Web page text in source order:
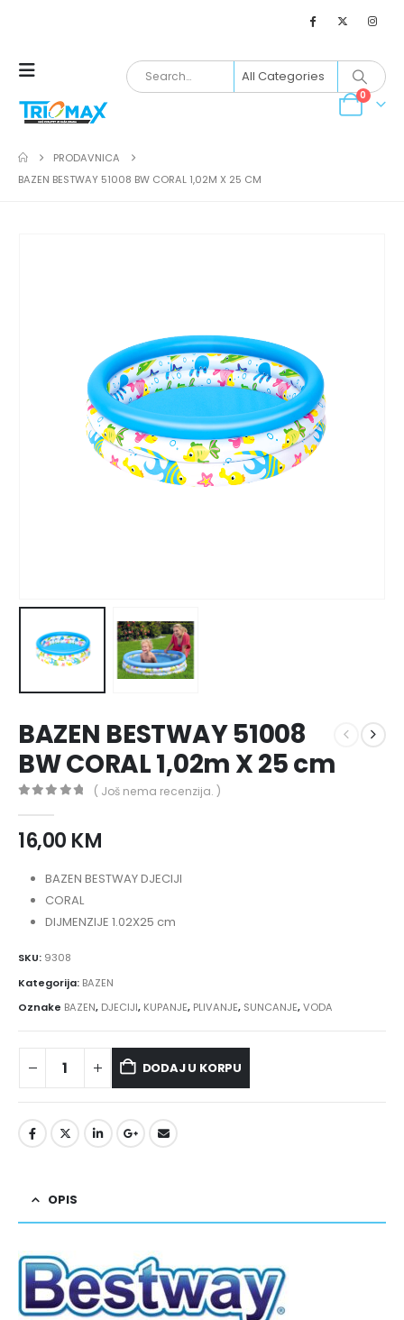
0
PRODAVNICA
BAZEN BESTWAY 51008 BW CORAL 1,02M X 25 CM
BAZEN BESTWAY 51008
BW CORAL 1,02m X 25 cm
( Još nema recenzija. )
16,00 KM
BAZEN BESTWAY DJECIJI
CORAL
DIJMENZIJE 1.02X25 cm
SKU: 9308
Kategorija: BAZEN
Oznake BAZEN, DJECIJI, KUPANJE, PLIVANJE, SUNCANJE,VODA
DODAJ U KORPU
OPIS